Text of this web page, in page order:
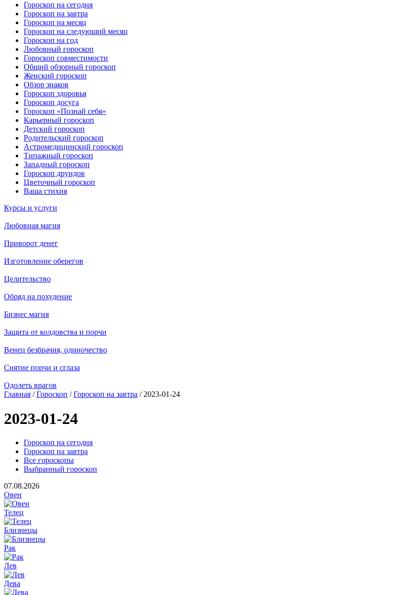
Гороскоп на сегодня
Гороскоп на завтра
Гороскоп на месяц
Гороскоп на следующий месяц
Гороскоп на год
Любовный гороскоп
Гороскоп совместимости
Общий обзорный гороскоп
Женский гороскоп
Обзор знаков
Гороскоп здоровья
Гороскоп досуга
Гороскоп «Познай себя»
Карьерный гороскоп
Детский гороскоп
Родительский гороскоп
Астромедицинский гороскоп
Типажный гороскоп
Западный гороскоп
Гороскоп друидов
Цветочный гороскоп
Ваша стихия
Курсы и услуги
Любовная магия
Приворот денег
Изготовление оберегов
Целительство
Обряд на похудение
Бизнес магия
Защита от колдовства и порчи
Венец безбрачия, одиночество
Снятие порчи и сглаза
Одолеть врагов
Главная /Гороскоп /Гороскоп на завтра / 2023-01-24
2023-01-24
Гороскоп на сегодня
Гороскоп на завтра
Все гороскопы
Выбранный гороскоп
07.08.2026
Овен
Телец
Близнецы
Рак
Лев
Дева